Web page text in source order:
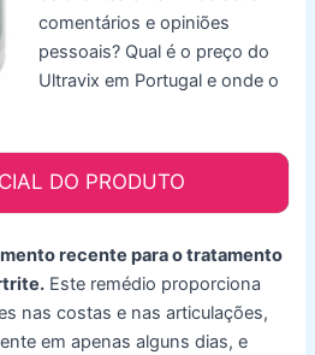
comentários e opiniões
pessoais? Qual é o preço do
Ultravix em Portugal e onde o
DO PRODUTO
recente para o tratamento
Este remédio proporciona
nas costas e nas articulações,
em apenas alguns dias, e